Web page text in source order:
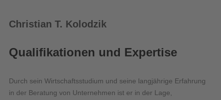
Christian T. Kolodzik
Qualifikationen und Expertise
Durch sein Wirtschaftsstudium und seine langjährige Erfahrung
in der Beratung von Unternehmen ist er in der Lage,